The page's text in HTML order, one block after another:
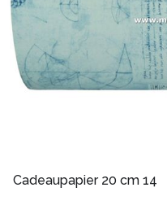
Cadeaupapier 20 cm 14